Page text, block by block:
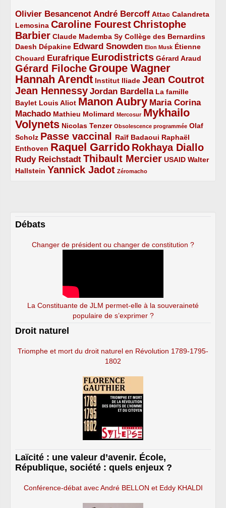
Olivier Besancenot
3/5 André Bercoff
3/5 Attac
2/5
Calandreta
Lemosina
2/5 Caroline Fourest
4/5
Christophe
Barbier
4/5 Claude Mademba Sy
2/5 Collège des Bernardins
2/5
Daesh
2/5 Dépakine
2/5 Edward Snowden
3/5 Elon Musk
1/5
Étienne
Chouard
2/5 Eurafrique
3/5 Eurodistricts
4/5 Gérard Araud
2/5
Gérard Filoche
4/5 Groupe Wagner
5/5
Hannah Arendt
5/5 Institut Iliade
2/5 Jean Coutrot
4/5
Jean Hennessy
4/5 Jordan Bardella
3/5
La famille
Baylet
2/5 Louis Aliot
2/5 Manon Aubry
5/5
Maria Corina
Machado
3/5 Mathieu Molimard
2/5 Mercosur
1/5
Mykhailo
Volynets
5/5 Nicolas Tenzer
2/5 Obsolescence programmée
1/5
Olaf
Scholz
2/5 Passe vaccinal
4/5 Raïf Badaoui
2/5
Raphaël
Enthoven
2/5 Raquel Garrido
5/5 Rokhaya Diallo
4/5
Rudy Reichstadt
3/5 Thibault Mercier
4/5 USAID
2/5
Walter
Hallstein
2/5 Yannick Jadot
4/5 Zéromacho
1/5
Débats
Changer de président ou changer de constitution ?
La Constituante de JLM permet-elle à la souveraineté
populaire de s’exprimer ?
Droit naturel
Triomphe et mort du droit naturel en Révolution 1789-1795-
1802
Laïcité : une valeur d’avenir. École,
République, société : quels enjeux ?
Conférence-débat avec André BELLON et Eddy KHALDI